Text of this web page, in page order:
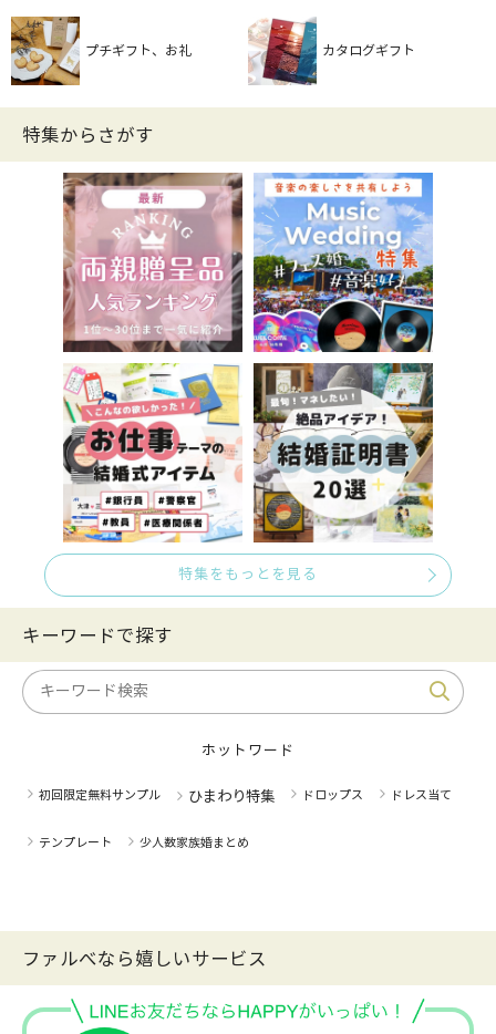
プチギフト、お礼 カタログギフト
特集からさがす
特集をもっとを見る
キーワードで探す
ホットワード
初回限定無料サンプル ひまわり特集 ドロップス ドレス当て
テンプレート 少人数家族婚まとめ
ファルべなら嬉しいサービス